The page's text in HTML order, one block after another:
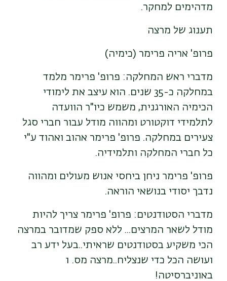
מדהימים למחקר.
תענוג של מרצה
פרופ' אריה פרימר (כימיה)
מדברי ראש המחלקה: פרופ' פרימר מלמד
במחלקה כ-35 שנים. הוא עיצב את לימודי
הכימיה האורגנית, משמש כיו"ר הוועדה
לתלמידי דוקטורט ומהווה מודל עבור חברי סגל
צעירים במחלקה. פרופ' פרימר אהוב ואהוד ע"י
כל חברי המחלקה ותלמידיה.
פרופ' פרימר ניחן ביחסי אנוש מעולים ומהווה
נדבך יסודי בנושאי הוראה.
מדברי הסטודנטים: פרופ' פרימר צריך להיות
מודל לשאר המרצים... ללא ספק שמדובר במרצה
הכי משקיע בסטודנטים שראיתי..בעל ידע רב
ועושה הכל כדי שנצליח..מרצה מס. 1
באוניברסיטה!